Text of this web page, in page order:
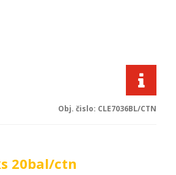
Obj. čislo: CLE7036BL/CTN
20bal/ctn